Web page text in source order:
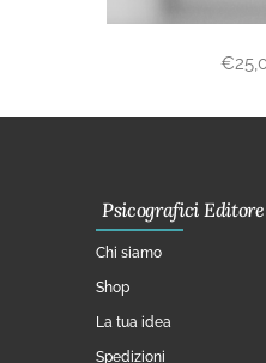
€
Psicografici Editore
Chi siamo
Shop
La tua idea
Spedizioni